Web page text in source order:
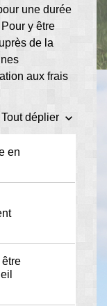
une durée
y être
de la
aux frais
Tout déplier keyboard_arrow_down
en